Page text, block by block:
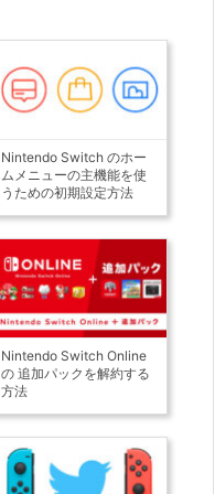
Nintendo Switch のホー
ムメニューの主機能を使
うための初期設定方法
Nintendo Switch Online
の 追加パックを解約する
方法